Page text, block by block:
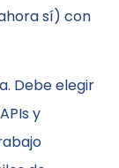
sí) con
Debe elegir
y